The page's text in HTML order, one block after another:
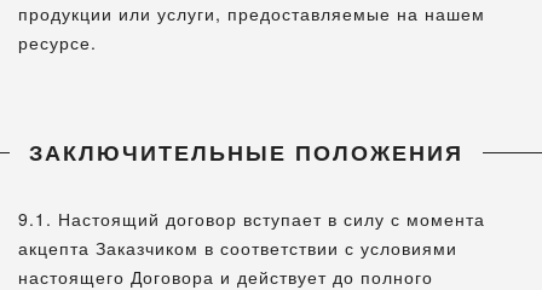
продукции или услуги, предоставляемые на нашем
ресурсе.
ЗАКЛЮЧИТЕЛЬНЫЕ ПОЛОЖЕНИЯ
9.1. Настоящий договор вступает в силу с момента
акцепта Заказчиком в соответствии с условиями
настоящего Договора и действует до полного